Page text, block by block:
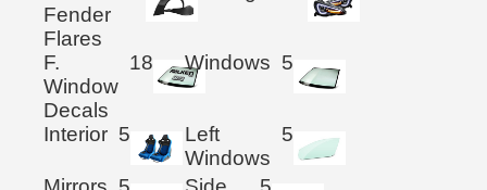
Fender
Flares
F.
Window
Decals
18 Windows 5
Interior 5
Left
Windows
5